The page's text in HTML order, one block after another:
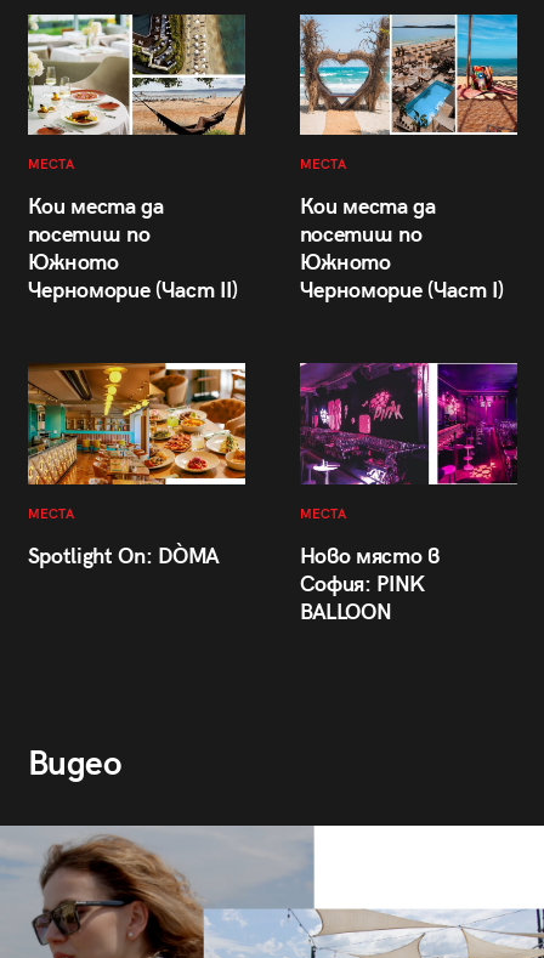
МЕСТА
Кои места да
посетиш по
Южното
Черноморие (Част II)
МЕСТА
Кои места да
посетиш по
Южното
Черноморие (Част I)
МЕСТА
Spotlight On: DÒMA
МЕСТА
Ново място в
София: PINK
BALLOON
Видео